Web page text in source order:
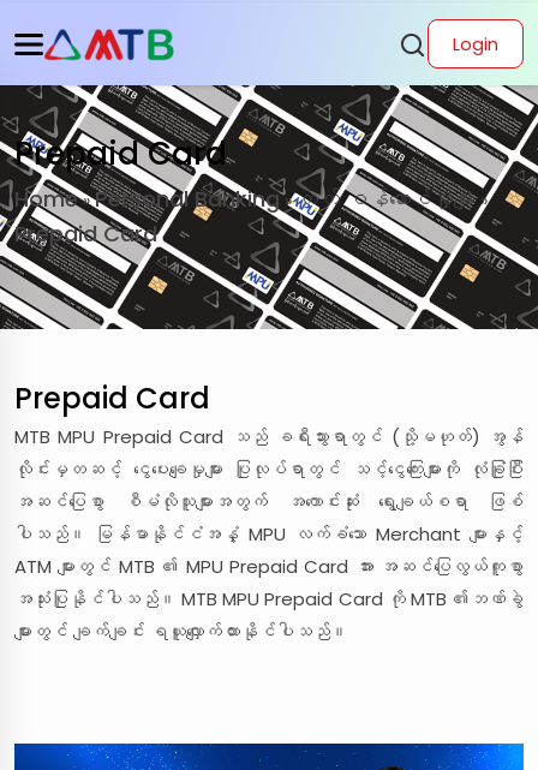
Login
Prepaid Card
Home»Personal Banking»ကတ် ဝန်ဆောင်မှုများ»
Prepaid Card
Prepaid Card
MTB MPU Prepaid Card သည် ခရီးသွားရာတွင် (သို့မဟုတ်) အွန်
လိုင်းမှတဆင့် ငွေပေးချေမှုများ ပြုလုပ်ရာတွင် သင့်ငွေကြေးများကို လုံခြုံပြီး
အဆင်ပြေစွာ စီမံလိုသူများအတွက် အကောင်းဆုံး ရွေးချယ်စရာ ဖြစ်
ပါသည်။ မြန်မာနိုင်ငံအနှံ့ MPU လက်ခံသော Merchant များနှင့်
ATM များတွင် MTB ၏ MPU Prepaid Card အား အဆင်ပြေလွယ်ကူစွာ
အသုံးပြုနိုင်ပါသည်။ MTB MPU Prepaid Card ကို MTB ၏ဘဏ်ခွဲ
များတွင် ချက်ချင်း ရယူလျှောက်ထားနိုင်ပါသည်။